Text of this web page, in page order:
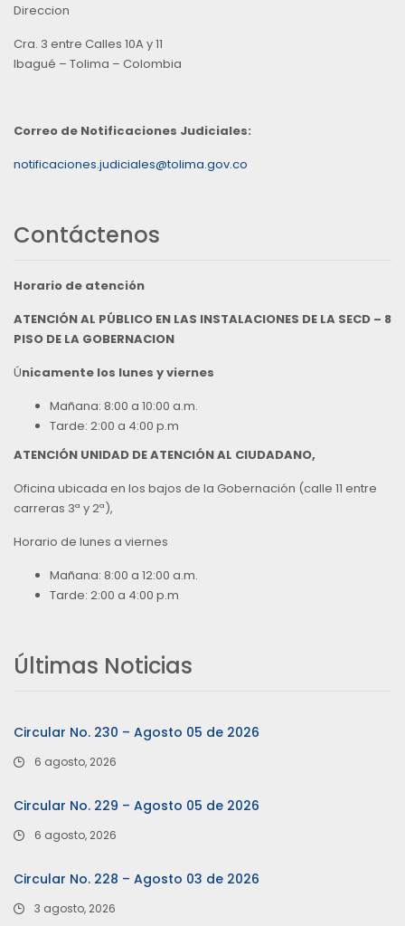
Direccion
Cra. 3 entre Calles 10A y 11
Ibagué – Tolima – Colombia
Correo de Notificaciones Judiciales:
notificaciones.judiciales@tolima.gov.co
Contáctenos
Horario de atención
ATENCIÓN AL PÚBLICO EN LAS INSTALACIONES DE LA SECD – 8
PISO DE LA GOBERNACION
Únicamente los lunes y viernes
Mañana: 8:00 a 10:00 a.m.
Tarde: 2:00 a 4:00 p.m
ATENCIÓN UNIDAD DE ATENCIÓN AL CIUDADANO,
Oficina ubicada en los bajos de la Gobernación (calle 11 entre
carreras 3ª y 2ª),
Horario de lunes a viernes
Mañana: 8:00 a 12:00 a.m.
Tarde: 2:00 a 4:00 p.m
Últimas Noticias
Circular No. 230 – Agosto 05 de 2026
6 agosto, 2026
Circular No. 229 – Agosto 05 de 2026
6 agosto, 2026
Circular No. 228 – Agosto 03 de 2026
3 agosto, 2026